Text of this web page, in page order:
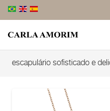
escapulário sofisticado e